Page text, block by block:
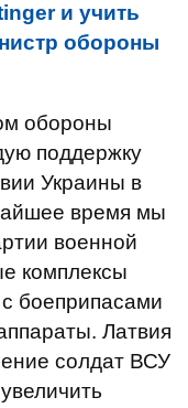
и учить
обороны
обороны
поддержку
Украины в
время мы
военной
комплексы
боеприпасами
Латвия
солдат ВСУ